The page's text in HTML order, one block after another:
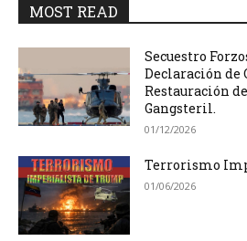
MOST READ
Secuestro
Declaración de
Restauración
Gangsteril.
01/12/2026
Terrorismo
01/06/2026